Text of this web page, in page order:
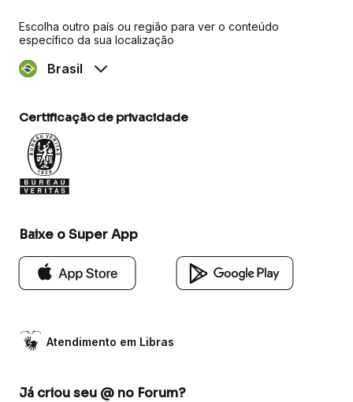
Escolha outro país ou região para ver o conteúdo
específico da sua localização
Brasil
Certificação de privacidade
Baixe o Super App
Atendimento em Libras
Já criou seu @ no Forum?